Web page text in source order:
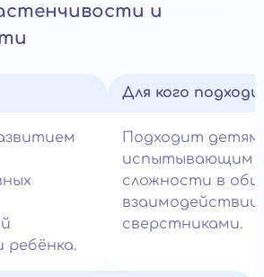
и
ребёнка.
Для кого
Подходит детям,
испытывающим
сложности в
взаимодействии
сверстниками.